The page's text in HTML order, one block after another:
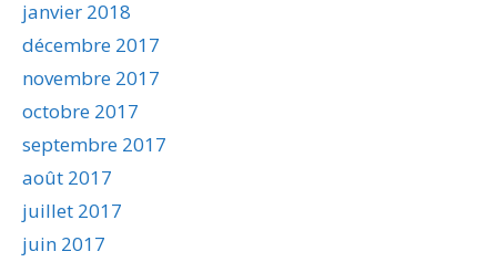
janvier 2018
décembre 2017
novembre 2017
octobre 2017
septembre 2017
août 2017
juillet 2017
juin 2017